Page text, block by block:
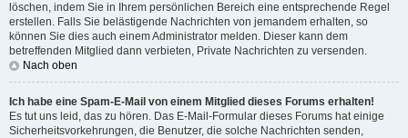
löschen, indem Sie in Ihrem persönlichen Bereich eine entsprechende Regel
erstellen. Falls Sie belästigende Nachrichten von jemandem erhalten, so
können Sie dies auch einem Administrator melden. Dieser kann dem
betreffenden Mitglied dann verbieten, Private Nachrichten zu versenden.
Nach oben
Ich habe eine Spam-E-Mail von einem Mitglied dieses Forums erhalten!
Es tut uns leid, das zu hören. Das E-Mail-Formular dieses Forums hat einige
Sicherheitsvorkehrungen, die Benutzer, die solche Nachrichten senden,